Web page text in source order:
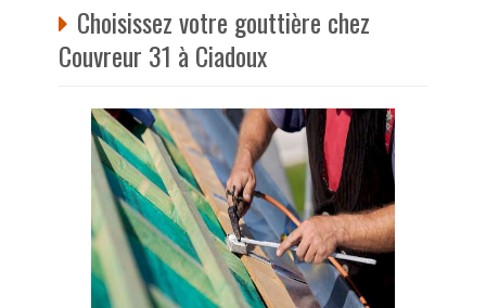
Choisissez votre gouttière chez
Couvreur 31 à Ciadoux